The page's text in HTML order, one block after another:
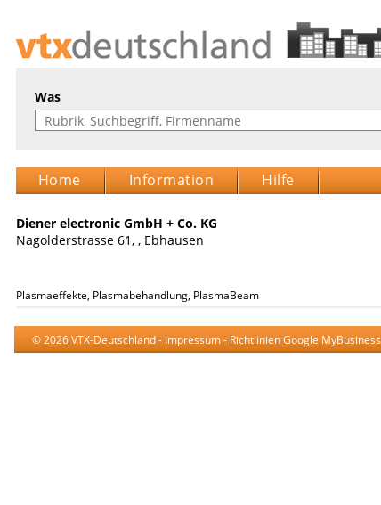
Was
Home Information Hilfe
Diener electronic GmbH + Co. KG
Nagolderstrasse 61, , Ebhausen
Plasmaeffekte, Plasmabehandlung, PlasmaBeam
© 2026 VTX-Deutschland - Impressum- Richtlinien Google MyBusiness